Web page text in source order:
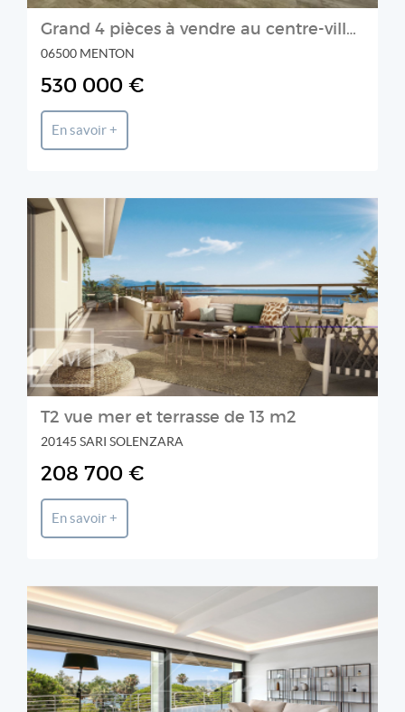
Grand 4 pièces à vendre au centre-ville de Menton au calme et pr
06500 MENTON
530 000 €
En savoir +
T2 vue mer et terrasse de 13 m2
20145 SARI SOLENZARA
208 700 €
En savoir +
MICHAËL ZINGRAF REAL ESTATE CHRISTIE'S - CANNES
CROISETTE